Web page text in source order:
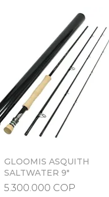
Vista rápida
GLOOMIS ASQUITH
SALTWATER 9"
Precio
5.300.000 COP